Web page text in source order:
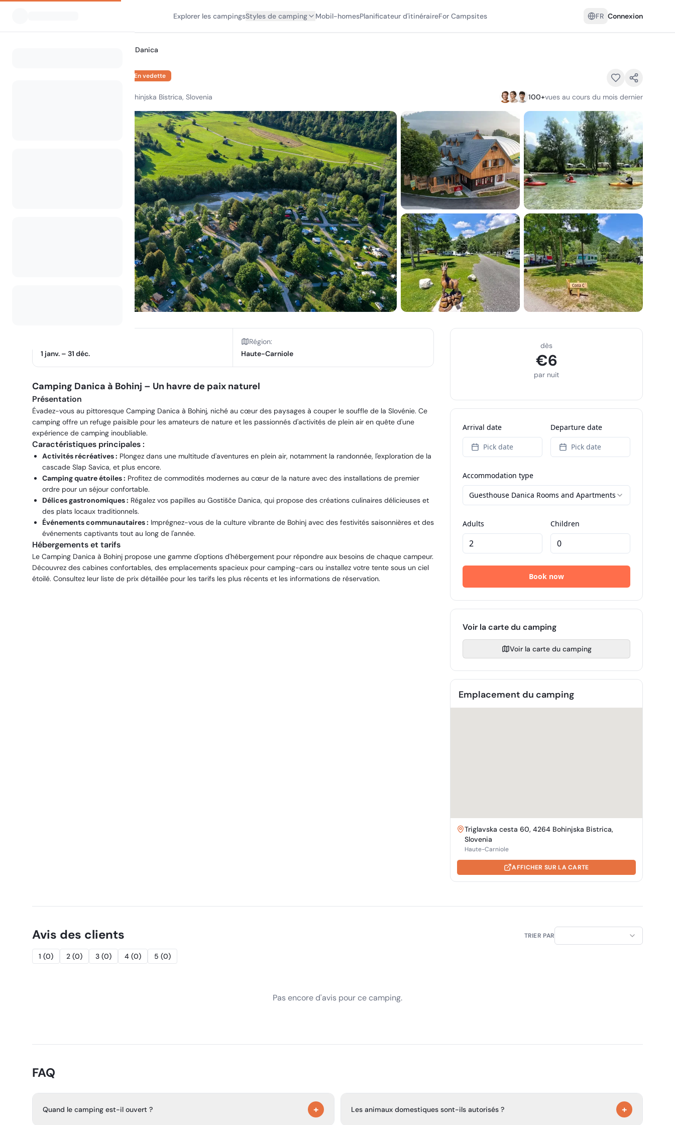
Explorer les campingsStyles de camping Mobil-homesPlanificateur d'itinéraireFor Campsites FR Connexion
Camp Danica
En vedette
Triglavska cesta 60, 4264 Bohinjska Bistrica, Slovenia 100+vues au cours du mois dernier
1 janv. – 31 déc.
Région:
Haute-Carniole
Camping Danica à Bohinj – Un havre de paix naturel
Présentation
Évadez-vous au pittoresque Camping Danica à Bohinj, niché au cœur des paysages à couper le souffle de la Slovénie. Ce
camping offre un refuge paisible pour les amateurs de nature et les passionnés d'activités de plein air en quête d'une
expérience de camping inoubliable.
Caractéristiques principales :
Activités récréatives : Plongez dans une multitude d'aventures en plein air, notamment la randonnée, l'exploration de la
cascade Slap Savica, et plus encore.
Camping quatre étoiles : Profitez de commodités modernes au cœur de la nature avec des installations de premier
ordre pour un séjour confortable.
Délices gastronomiques : Régalez vos papilles au Gostišče Danica, qui propose des créations culinaires délicieuses et
des plats locaux traditionnels.
Événements communautaires : Imprégnez-vous de la culture vibrante de Bohinj avec des festivités saisonnières et des
événements captivants tout au long de l'année.
Hébergements et tarifs
Le Camping Danica à Bohinj propose une gamme d'options d'hébergement pour répondre aux besoins de chaque campeur.
Découvrez des cabines confortables, des emplacements spacieux pour camping-cars ou installez votre tente sous un ciel
étoilé. Consultez leur liste de prix détaillée pour les tarifs les plus récents et les informations de réservation.
dès
€6
par nuit
Voir la carte du camping
Voir la carte du camping
Emplacement du camping
Triglavska cesta 60, 4264 Bohinjska Bistrica,
Slovenia
Haute-Carniole
AFFICHER SUR LA CARTE
Avis des clients
1 (0) 2 (0) 3 (0) 4 (0) 5 (0)
TRIER PAR
Pas encore d'avis pour ce camping.
FAQ
Quand le camping est-il ouvert ? + Les animaux domestiques sont-ils autorisés ? +